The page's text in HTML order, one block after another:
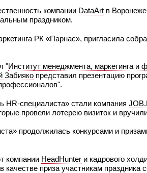
компании DataArt в
праздником.
РК «Парнас», пригласила
"Институт менеджмента, маркетинга и
Забияко представил презентацию
специалиста» стали компания
провели лотерею визиток и
продолжилась конкурсами и
компании HeadHunter и кадрового
качестве приза участникам